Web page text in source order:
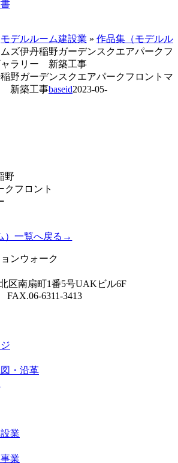
モデルルーム建設業 » 作品集（モデルル
ズ伊丹稲野ガーデンスクエアパークフ
ャラリー 新築工事
野ガーデンスクエアパークフロントマ
新築工事baseid2023-05-
野
クフロント
）一覧へ戻る→
ンウォーク
区南扇町1番5号UAKビル6F
6311-3413
・沿革
業
業